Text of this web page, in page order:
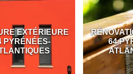
EXTÉRIEURE
PYRÉNÉES-
64